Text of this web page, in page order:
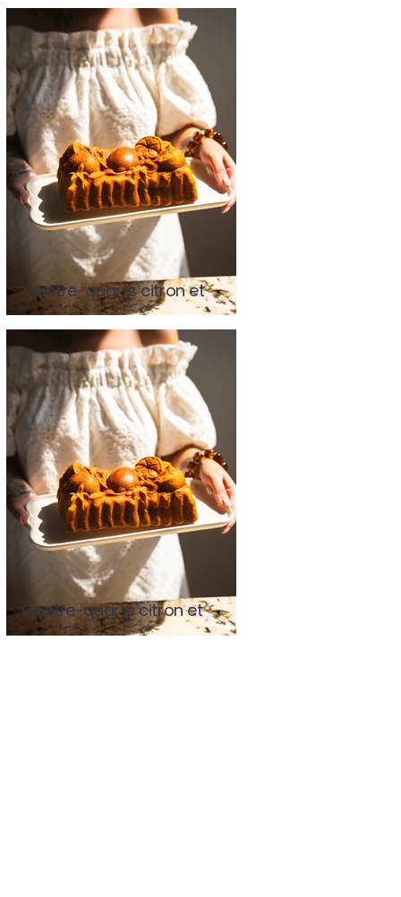
Quatre-quarts citron et
pavot (avec ou sans
Thermomix)
Quatre-quarts citron et
pavot (avec ou sans
Thermomix)
Quatre-quarts citron et
pavot (avec ou sans